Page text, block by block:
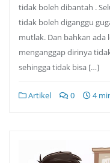
tidak boleh dibantah .
tidak boleh diganggu
mutlak. Dan bahkan ada
menganggap dirinya
sehingga tidak bisa […]
Artikel 0 4